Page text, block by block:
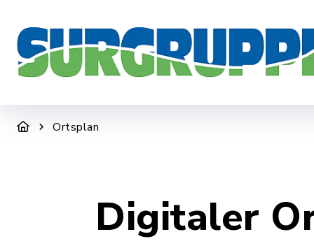
DER ZWECKVERBAND
Ortsplan
Digitaler